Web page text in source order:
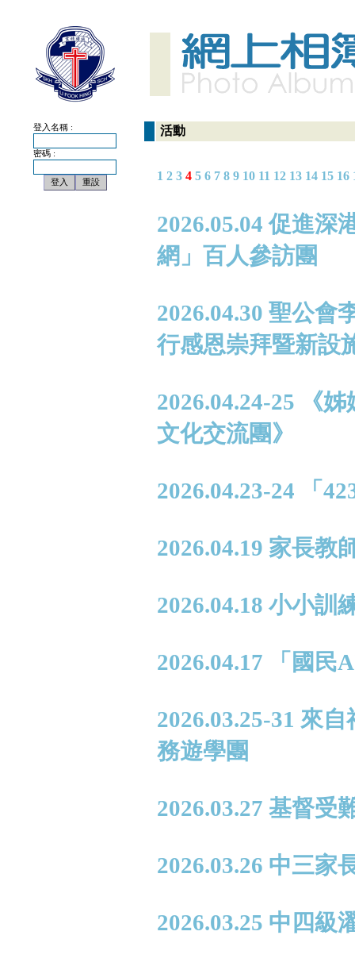
登入名稱 :
密碼 :
活動
1 2 3 4 5 6 7 8 9 10 11 12 13 14 15 16
2026.05.04 促進深
網」百人參訪團
2026.04.30 聖公會
行感恩崇拜暨新設
2026.04.24-25 《
文化交流團》
2026.04.23-24 「
2026.04.19 家長教
2026.04.18 小小訓
2026.04.17 「國民
2026.03.25-31 來
務遊學團
2026.03.27 基督
2026.03.26 中三家
2026.03.25 中四